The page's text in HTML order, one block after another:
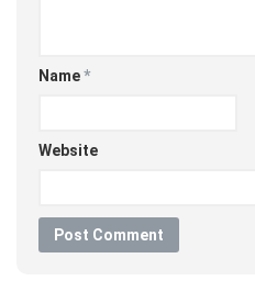
Name*
Website